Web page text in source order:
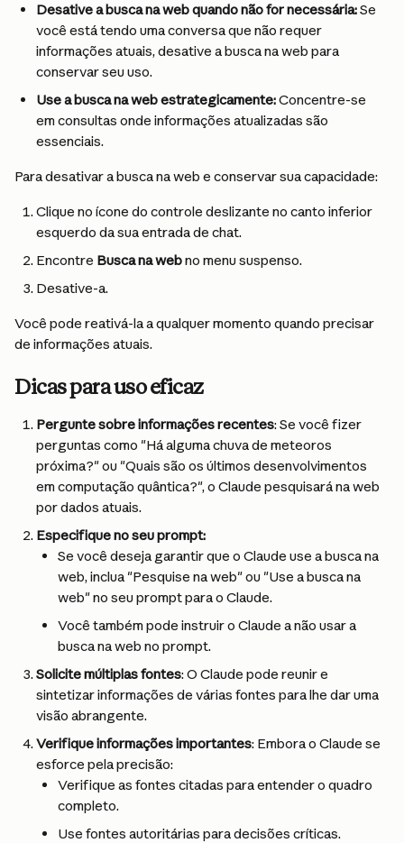
Desative a busca na web quando não for necessária: Se
você está tendo uma conversa que não requer
informações atuais, desative a busca na web para
conservar seu uso.
Use a busca na web estrategicamente: Concentre-se
em consultas onde informações atualizadas são
essenciais.
Para desativar a busca na web e conservar sua capacidade:
Clique no ícone do controle deslizante no canto inferior
esquerdo da sua entrada de chat.
Encontre Busca na web no menu suspenso.
Desative-a.
Você pode reativá-la a qualquer momento quando precisar
de informações atuais.
Dicas para uso eficaz
Pergunte sobre informações recentes: Se você fizer
perguntas como "Há alguma chuva de meteoros
próxima?" ou "Quais são os últimos desenvolvimentos
em computação quântica?", o Claude pesquisará na web
por dados atuais.
Especifique no seu prompt:
Se você deseja garantir que o Claude use a busca na
web, inclua "Pesquise na web" ou "Use a busca na
web" no seu prompt para o Claude.
Você também pode instruir o Claude a não usar a
busca na web no prompt.
Solicite múltiplas fontes: O Claude pode reunir e
sintetizar informações de várias fontes para lhe dar uma
visão abrangente.
Verifique informações importantes: Embora o Claude se
esforce pela precisão:
Verifique as fontes citadas para entender o quadro
completo.
Use fontes autoritárias para decisões críticas.